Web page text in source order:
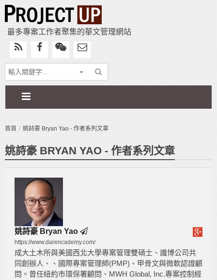
最多專案工作者聚集的華文管理網站
首頁 姚詩豪 Bryan Yao - 作者系列文章
姚詩豪 BRYAN YAO - 作者系列文章
姚詩豪 Bryan Yao
https://www.darencademy.com/
成大土木所與美國西北大學專案管理雙碩士、識博公司共
同創辦人、、國際專案管理師(PMP)、甲骨文與微軟認證顧
問。曾任紐約市環保署顧問、MWH Global, Inc.專案控制經